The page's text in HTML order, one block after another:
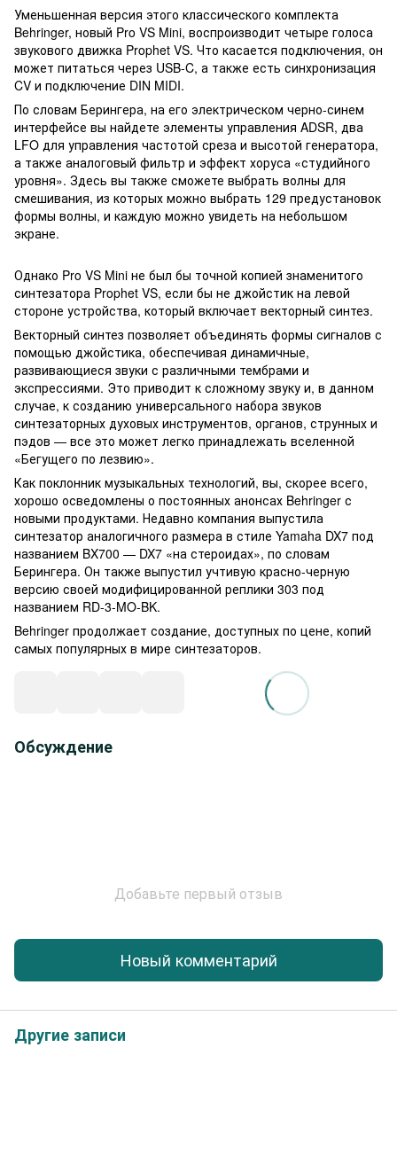
Уменьшенная версия этого классического комплекта
Behringer, новый Pro VS Mini, воспроизводит четыре голоса
звукового движка Prophet VS. Что касается подключения, он
может питаться через USB-C, а также есть синхронизация
CV и подключение DIN MIDI.
По словам Берингера, на его электрическом черно-синем
интерфейсе вы найдете элементы управления ADSR, два
LFO для управления частотой среза и высотой генератора,
а также аналоговый фильтр и эффект хоруса «студийного
уровня». Здесь вы также сможете выбрать волны для
смешивания, из которых можно выбрать 129 предустановок
формы волны, и каждую можно увидеть на небольшом
экране.
Однако Pro VS Mini не был бы точной копией знаменитого
синтезатора Prophet VS, если бы не джойстик на левой
стороне устройства, который включает векторный синтез.
Векторный синтез позволяет объединять формы сигналов с
помощью джойстика, обеспечивая динамичные,
развивающиеся звуки с различными тембрами и
экспрессиями. Это приводит к сложному звуку и, в данном
случае, к созданию универсального набора звуков
синтезаторных духовых инструментов, органов, струнных и
пэдов — все это может легко принадлежать вселенной
«Бегущего по лезвию».
Как поклонник музыкальных технологий, вы, скорее всего,
хорошо осведомлены о постоянных анонсах Behringer с
новыми продуктами. Недавно компания выпустила
синтезатор аналогичного размера в стиле Yamaha DX7 под
названием BX700 — DX7 «на стероидах», по словам
Берингера. Он также выпустил учтивую красно-черную
версию своей модифицированной реплики 303 под
названием RD-3-MO-BK.
Behringer продолжает создание, доступных по цене, копий
самых популярных в мире синтезаторов.
Обсуждение
Добавьте первый отзыв
Новый комментарий
Другие записи